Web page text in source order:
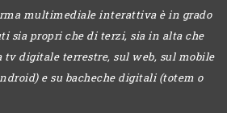
multimediale interattiva è in grado
sia propri che di terzi, sia in alta che
tv digitale terrestre, sul web, sul mobile
e su bacheche digitali (totem o